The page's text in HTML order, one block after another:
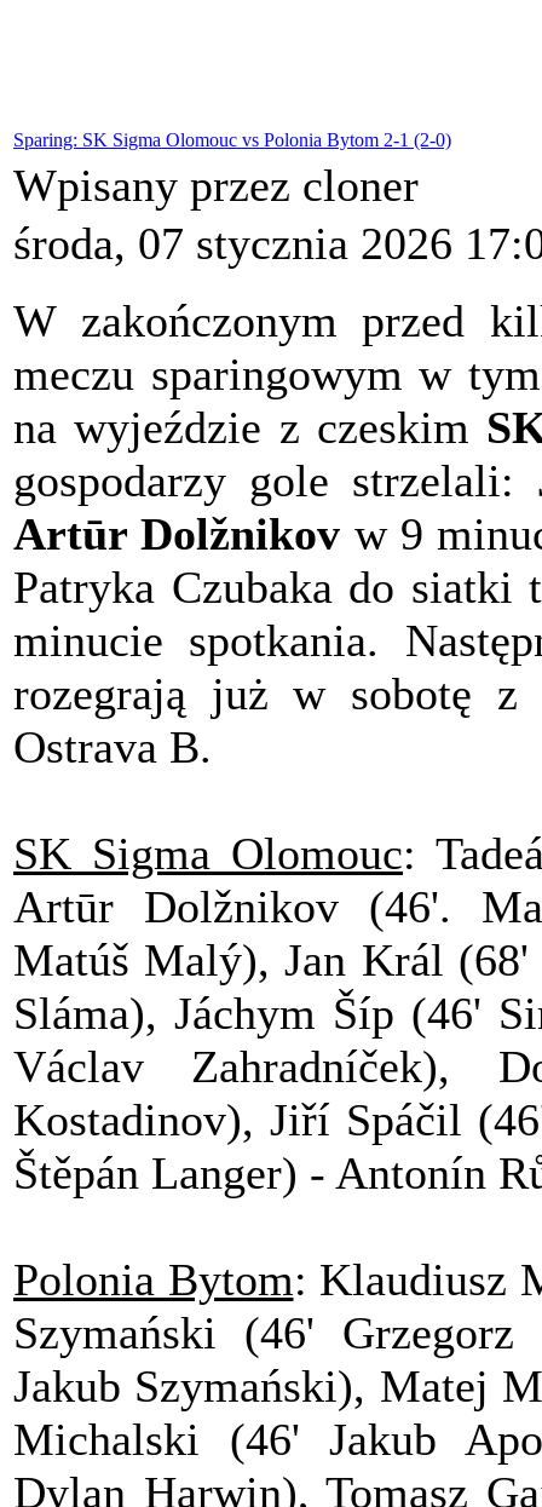
Sparing: SK Sigma Olomouc vs Polonia Bytom 2-1 (2-0)
Wpisany przez cloner
środa, 07 stycznia 2026
W zakończonym przed
meczu sparingowym w
na wyjeździe z czeskim
gospodarzy gole strzelali:
Artūr Dolžnikov w 9
Patryka Czubaka do siatki
minucie spotkania.
rozegrają już w sobotę z
Ostrava B.
SK Sigma Olomouc:
Artūr Dolžnikov (46'.
Matúš Malý), Jan Král
Sláma), Jáchym Šíp (46'
Václav Zahradníček),
Kostadinov), Jiří Spáčil
Štěpán Langer) - Antonín
Polonia Bytom: Klaudiusz
Szymański (46'
Jakub Szymański), Matej
Michalski (46' Jakub
Dylan Harwin), Tomasz